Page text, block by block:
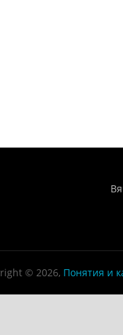
© 2026, Понятия и